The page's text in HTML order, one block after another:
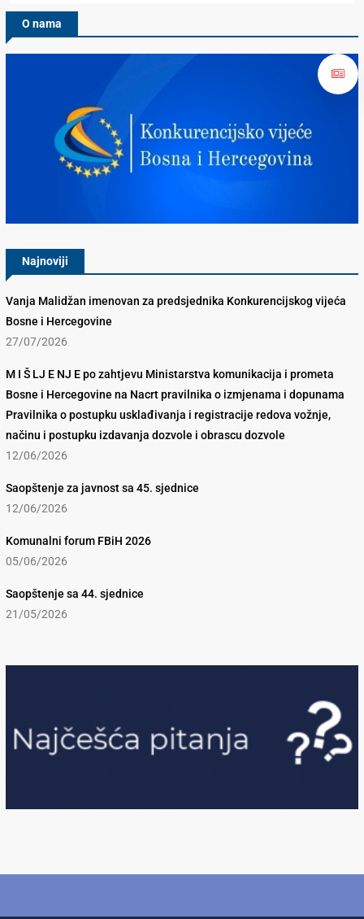
O nama
Najnoviji
Vanja Malidžan imenovan za predsjednika Konkurencijskog vijeća
Bosne i Hercegovine
27/07/2026
M I Š LJ E NJ E po zahtjevu Ministarstva komunikacija i prometa
Bosne i Hercegovine na Nacrt pravilnika o izmjenama i dopunama
Pravilnika o postupku usklađivanja i registracije redova vožnje,
načinu i postupku izdavanja dozvole i obrascu dozvole
12/06/2026
Saopštenje za javnost sa 45. sjednice
12/06/2026
Komunalni forum FBiH 2026
05/06/2026
Saopštenje sa 44. sjednice
21/05/2026